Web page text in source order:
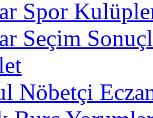
Spor
Seçim
Nöbetçi